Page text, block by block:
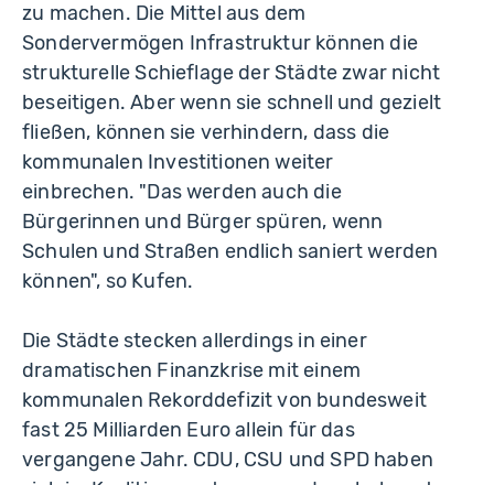
zu machen. Die Mittel aus dem
Sondervermögen Infrastruktur können die
strukturelle Schieflage der Städte zwar nicht
beseitigen. Aber wenn sie schnell und gezielt
fließen, können sie verhindern, dass die
kommunalen Investitionen weiter
einbrechen. "Das werden auch die
Bürgerinnen und Bürger spüren, wenn
Schulen und Straßen endlich saniert werden
können", so Kufen.
Die Städte stecken allerdings in einer
dramatischen Finanzkrise mit einem
kommunalen Rekorddefizit von bundesweit
fast 25 Milliarden Euro allein für das
vergangene Jahr. CDU, CSU und SPD haben